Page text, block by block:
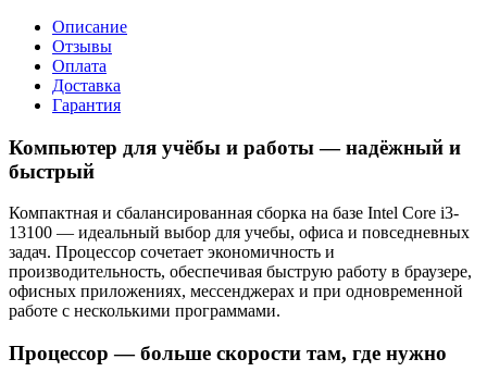
Описание
Отзывы
Оплата
Доставка
Гарантия
Компьютер для учёбы и работы — надёжный и
быстрый
Компактная и сбалансированная сборка на базе Intel Core i3-
13100 — идеальный выбор для учебы, офиса и повседневных
задач. Процессор сочетает экономичность и
производительность, обеспечивая быструю работу в браузере,
офисных приложениях, мессенджерах и при одновременной
работе с несколькими программами.
Процессор — больше скорости там, где нужно